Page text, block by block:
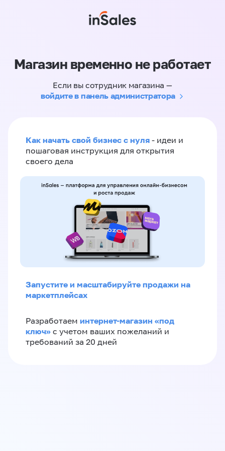
Магазин временно не работает
Если вы сотрудник магазина —
войдите в панель администратора
Как начать свой бизнес с нуля - идеи и
пошаговая инструкция для открытия
своего дела
Запустите и масштабируйте продажи на
маркетплейсах
Разработаем интернет-магазин «‎под
ключ»‎ с учетом ваших пожеланий и
требований за 20 дней